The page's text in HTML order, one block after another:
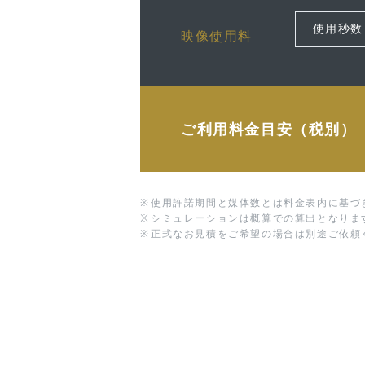
映像使用料
ご利用料金目安（税別）
※ 使用許諾期間と媒体数とは料金表内に基づ
※ シミュレーションは概算での算出となりま
※ 正式なお見積をご希望の場合は別途ご依頼